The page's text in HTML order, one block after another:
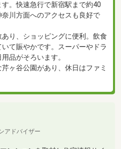
。快速急行で新宿駅まで約40
川方面へのアクセスも良好で
り、ショッピングに便利。飲食
て賑やかです。スーパーやドラ
品がそろいます。
ヶ谷公園があり、休日はファミ
アドバイザー